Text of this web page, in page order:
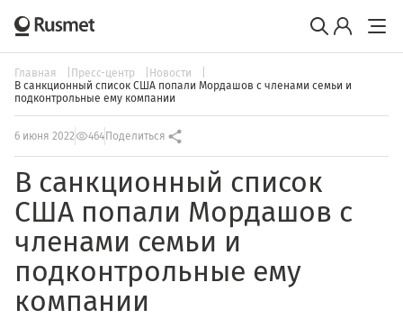
Главная Пресс-центр
Новости
В санкционный список США попали Мордашов с членами семьи и
подконтрольные ему компании
6 июня 2022 464 Поделиться
В санкционный список
США попали Мордашов с
членами семьи и
подконтрольные ему
компании